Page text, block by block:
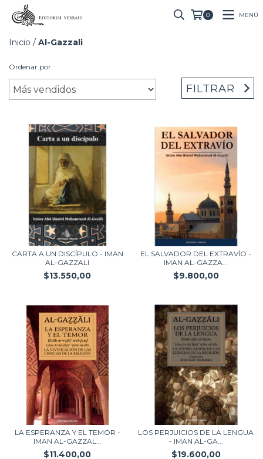
0 MENÚ
Inicio / Al-Gazzali
Ordenar por
FILTRAR
CARTA A UN DISCÍPULO - IMAN
AL-GAZZALI
$13.550,00
EL SALVADOR DEL EXTRAVÍO -
IMAN AL-GAZZA...
$9.800,00
LA ESPERANZA Y EL TEMOR -
IMAN AL-GAZZAL...
$11.400,00
LOS PERJUICIOS DE LA LENGUA
- IMAN AL-GA...
$19.600,00